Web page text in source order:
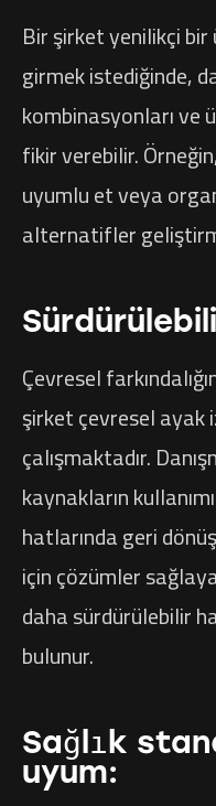
Bir şirket yenilikçi
girmek istediğinde,
kombinasyonları ve
fikir verebilir.
uyumlu et veya
alternatifler
Çevresel
şirket çevresel
çalışmaktadır.
kaynakların
hatlarında geri
için çözümler
daha sürdürülebilir
bulunur.
Sağlık
uyum: